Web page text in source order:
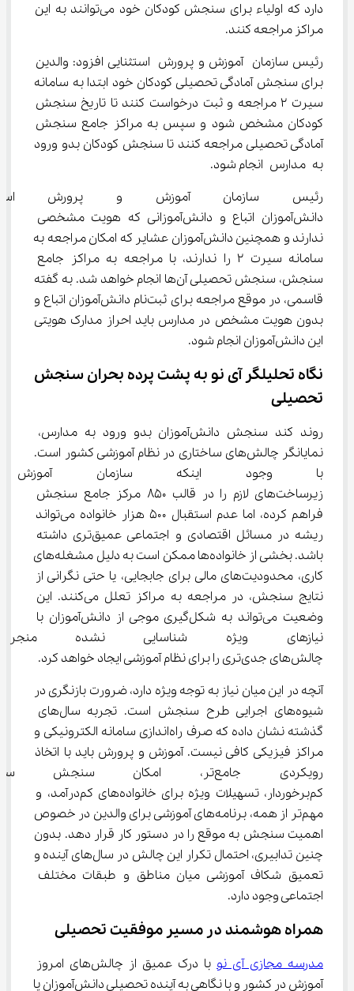
دارد که اولیاء برای سنجش کودکان خود می‌توانند به این
مراکز مراجعه کنند.
رئیس سازمان آموزش‌ و پرورش استثنایی افزود: والدین
برای سنجش آمادگی تحصیلی کودکان خود ابتدا به سامانه
سیرت ۲ مراجعه و ثبت درخواست کنند تا تاریخ سنجش
کودکان مشخص شود و سپس به مراکز جامع سنجش
آمادگی تحصیلی مراجعه کنند تا سنجش کودکان بدو ورود
به مدارس انجام شود.
رئیس سازمان آموزش‌ و
دانش‌آموزان اتباع و دانش‌آموزانی که هویت مشخصی
ندارند و همچنین دانش‌آموزان عشایر که امکان مراجعه به
سامانه سیرت ۲ را ندارند، با مراجعه به مراکز جامع
سنجش، سنجش تحصیلی آن‌ها انجام خواهد شد. به گفته
قاسمی، در موقع مراجعه برای ثبت‌نام دانش‌آموزان اتباع و
بدون هویت مشخص در مدارس باید احراز مدارک هویتی
این دانش‌آموزان انجام شود.
نگاه تحلیلگر آی نو به پشت پرده بحران سنجش
تحصیلی
روند کند سنجش دانش‌آموزان بدو ورود به مدارس،
نمایانگر چالش‌های ساختاری در نظام آموزشی کشور است.
با وجود اینکه سازمان
زیرساخت‌های لازم را در قالب ۸۵۰ مرکز جامع سنجش
فراهم کرده، اما عدم استقبال ۵۰۰ هزار خانواده می‌تواند
ریشه در مسائل اقتصادی و اجتماعی عمیق‌تری داشته
باشد. بخشی از خانواده‌ها ممکن است به دلیل مشغله‌های
کاری، محدودیت‌های مالی برای جابجایی، یا حتی نگرانی از
نتایج سنجش، در مراجعه به مراکز تعلل می‌کنند. این
وضعیت می‌تواند به شکل‌گیری موجی از دانش‌آموزان با
نیازهای ویژه شناسایی نشده
چالش‌های جدی‌تری را برای نظام آموزشی ایجاد خواهد کرد.
آنچه در این میان نیاز به توجه ویژه دارد، ضرورت بازنگری در
شیوه‌های اجرایی طرح سنجش است. تجربه سال‌های
گذشته نشان داده که صرف راه‌اندازی سامانه الکترونیکی و
مراکز فیزیکی کافی نیست. آموزش و پرورش باید با اتخاذ
رویکردی جامع‌تر، امکان
کم‌برخوردار، تسهیلات ویژه برای خانواده‌های کم‌درآمد، و
مهم‌تر از همه، برنامه‌های آموزشی برای والدین در خصوص
اهمیت سنجش به موقع را در دستور کار قرار دهد. بدون
چنین تدابیری، احتمال تکرار این چالش در سال‌های آینده و
تعمیق شکاف آموزشی میان مناطق و طبقات مختلف
اجتماعی وجود دارد.
همراه هوشمند در مسیر موفقیت تحصیلی
مدرسه مجازی آی ‌نو
با درک عمیق از چالش‌های امروز
آموزش در کشور و با نگاهی به آینده تحصیلی دانش‌آموزان پا